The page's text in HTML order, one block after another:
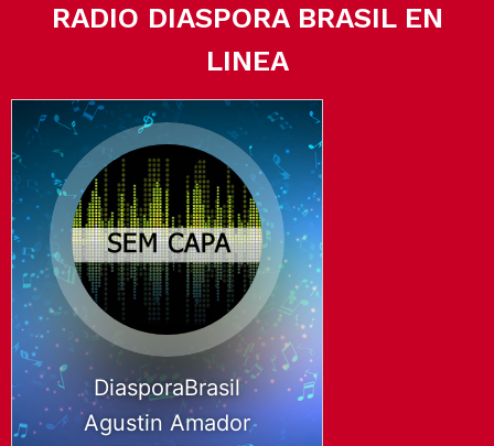
RADIO DIASPORA BRASIL EN
LINEA